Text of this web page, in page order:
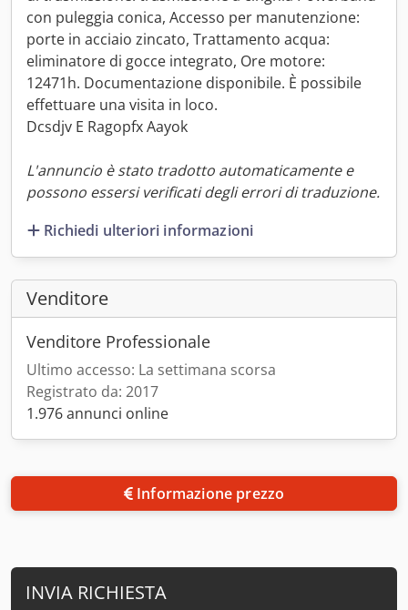
con puleggia conica, Accesso per manutenzione:
porte in acciaio zincato, Trattamento acqua:
eliminatore di gocce integrato, Ore motore:
12471h. Documentazione disponibile. È possibile
effettuare una visita in loco.
Dcsdjv E Ragopfx Aayok
L'annuncio è stato tradotto automaticamente e
possono essersi verificati degli errori di traduzione.
Richiedi ulteriori informazioni
Venditore
Venditore Professionale
Ultimo accesso: La settimana scorsa
Registrato da: 2017
1.976 annunci online
Informazione prezzo
INVIA RICHIESTA